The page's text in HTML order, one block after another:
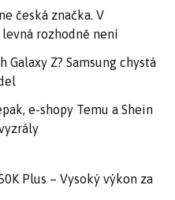
česká značka. V
rozhodně není
Galaxy Z? Samsung chystá
e-shopy Temu a Shein
Plus – Vysoký výkon za